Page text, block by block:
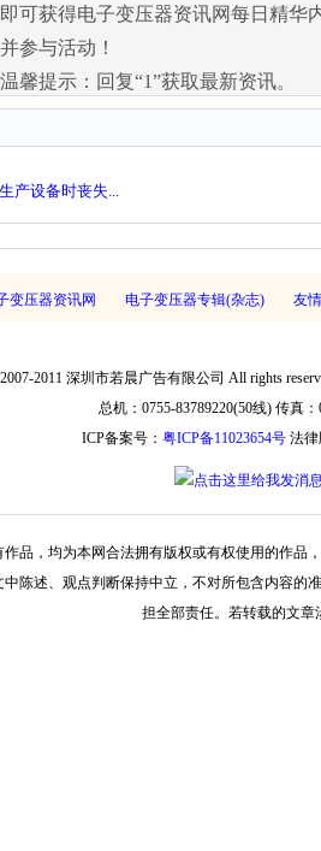
即可获得电子变压器资讯网每日精华
并参与活动！
温馨提示：回复“1”获取最新资讯。
产设备时丧失...
变压器资讯网 电子变压器专辑(杂志) 友
2011 深圳市若晨广告有限公司 All rights
总机：0755-83789220(50线) 传真
ICP备案号： 粤ICP备11023654号 法
品，均为本网合法拥有版权或有权使用的作
陈述、观点判断保持中立，不对所包含内容
担全部责任。若转载的文